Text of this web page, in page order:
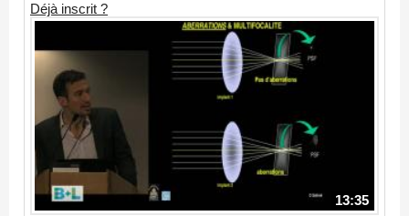
Déjà inscrit ?
13:35